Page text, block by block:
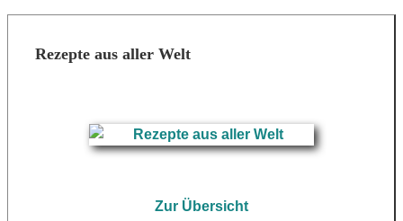
Rezepte aus aller Welt
Zur Übersicht